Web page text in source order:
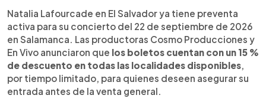
► Escuchar artículo
Natalia Lafourcade llegará a El Salvador el 22 de
septiembre de 2026 con su Cancionera Tour, en
Salamanca. Las productoras Cosmo
Producciones y En Vivo anunciaron una preventa
especial con 15 % de descuento en todas las
localidades disponibles, por tiempo limitado. Las
entradas ya pueden comprarse en Smart Ticket.
El concierto forma parte de la gira vinculada a
Natalia Lafourcade en El Salvador ya tiene preventa
activa para su concierto del 22 de septiembre de 2026
en Salamanca. Las productoras Cosmo Producciones y
En Vivo anunciaron que los boletos cuentan con un 15 %
de descuento en todas las localidades disponibles,
por tiempo limitado, para quienes deseen asegurar su
entrada antes de la venta general.